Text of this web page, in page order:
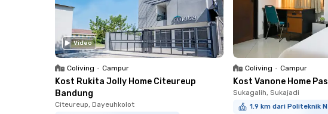
Video
Coliving • Campur
Kost Rukita Jolly Home Citeureup
Bandung
Citeureup, Dayeuhkolot
Coliving • Campur
Kost Vanone Home
Sukagalih, Sukajadi
1.9 km dari Politeknik